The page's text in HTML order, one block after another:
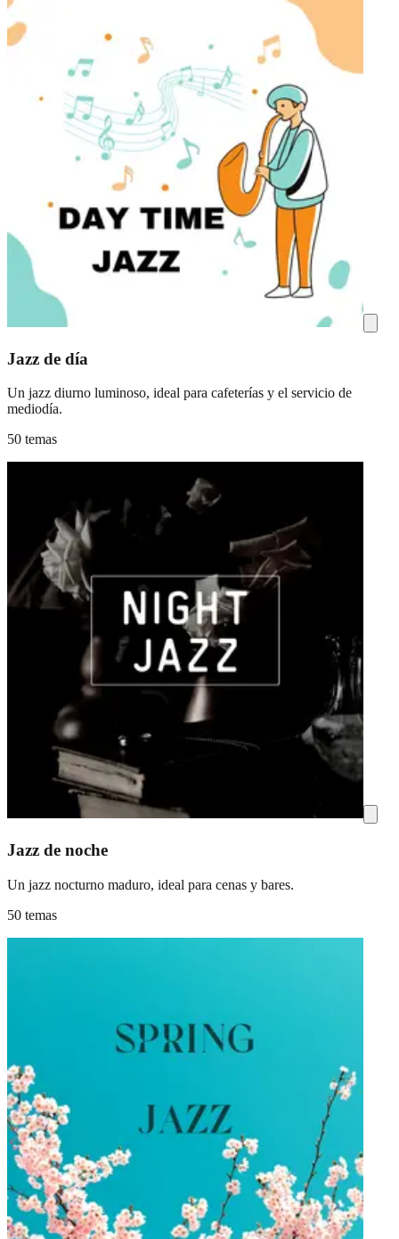
Jazz de día
Un jazz diurno luminoso, ideal para cafeterías y el servicio de
mediodía.
50 temas
Jazz de noche
Un jazz nocturno maduro, ideal para cenas y bares.
50 temas